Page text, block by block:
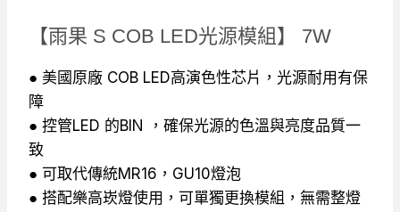
價
格：
價
格：
【雨果 S COB LED光源模組】 7W
● 美國原廠 COB LED高演色性芯片，光源耐用有保
障
● 控管LED 的BIN ，確保光源的色溫與亮度品質一
致
● 可取代傳統MR16，GU10燈泡
● 搭配樂高崁燈使用，可單獨更換模組，無需整燈